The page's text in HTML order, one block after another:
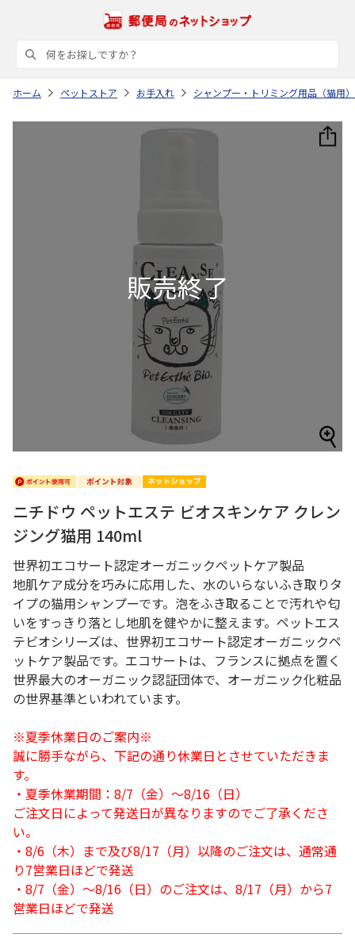
ホーム ペットストア お手入れ シャンプー・トリミング用品（猫用）
ニチドウ ペットエステ ビオスキンケア クレン
ジング猫用 140ml
世界初エコサート認定オーガニックペットケア製品
地肌ケア成分を巧みに応用した、水のいらないふき取りタ
イプの猫用シャンプーです。泡をふき取ることで汚れや匂
いをすっきり落とし地肌を健やかに整えます。ペットエス
テビオシリーズは、世界初エコサート認定オーガニックペ
ットケア製品です。エコサートは、フランスに拠点を置く
世界最大のオーガニック認証団体で、オーガニック化粧品
の世界基準といわれています。
※夏季休業日のご案内※
誠に勝手ながら、下記の通り休業日とさせていただきま
す。
・夏季休業期間：8/7（金）～8/16（日）
ご注文日によって発送日が異なりますのでご了承くださ
い。
・8/6（木）まで及び8/17（月）以降のご注文は、通常通
り7営業日ほどで発送
・8/7（金）～8/16（日）のご注文は、8/17（月）から7
営業日ほどで発送